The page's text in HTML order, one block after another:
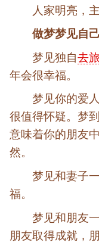
人家明亮，
做梦梦见自
梦见独自去
年会很幸福。
梦见你的爱
很值得怀疑。梦
意味着你的朋友
然。
梦见和妻子
福。
梦见和朋友
朋友取得成就，